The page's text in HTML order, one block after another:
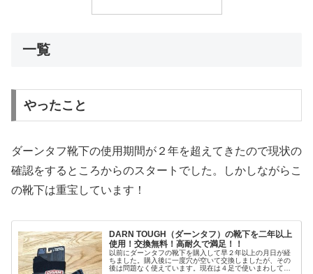
一覧
やったこと
ダーンタフ靴下の使用期間が２年を超えてきたので現状の
確認をするところからのスタートでした。しかしながらこ
の靴下は重宝しています！
DARN TOUGH（ダーンタフ）の靴下を二年以上
使用！交換無料！高耐久で満足！！
以前にダーンタフの靴下を購入して早２年以上の月日が経
ちました。購入後に一度穴が空いて交換しましたが、その
後は問題なく使えています。現在は４足で使いまわしてい